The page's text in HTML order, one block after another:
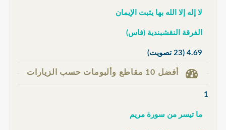
لا إله إلا الله بها يثبت الإيمان
الفرقة النقشبندية (فاس)
4.69 (23 تصويت)
أفضل 10 مقاطع وألبومات حسب الزيارات
1
ما تيسر من سورة مريم